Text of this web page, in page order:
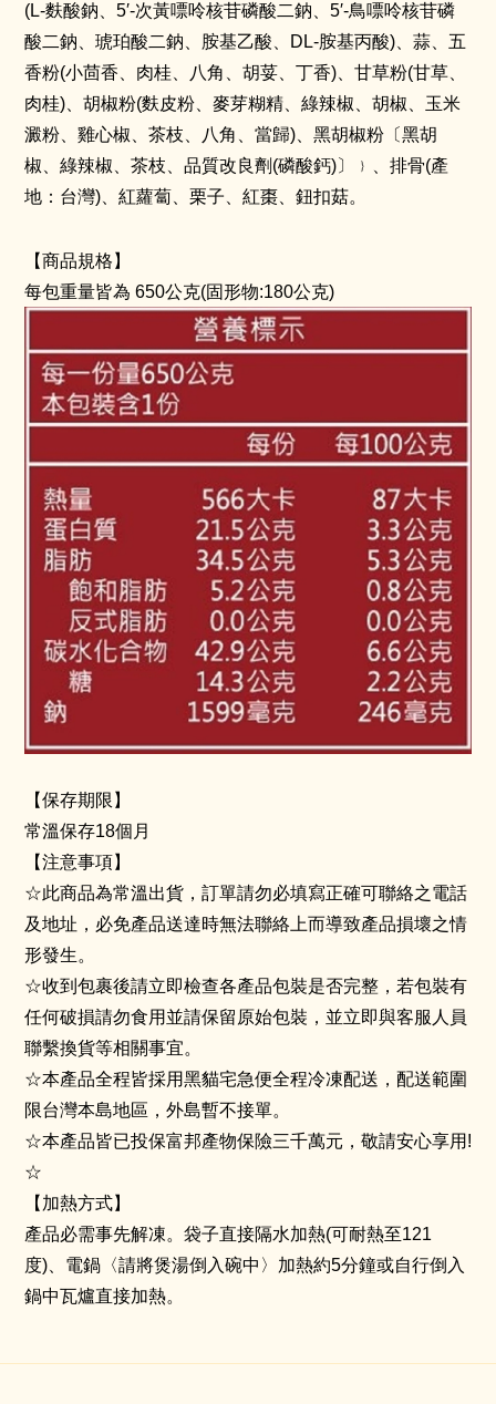
(L-麩酸鈉、5′-次黃嘌呤核苷磷酸二鈉、5′-鳥嘌呤核苷磷
酸二鈉、琥珀酸二鈉、胺基乙酸、DL-胺基丙酸)、蒜、五
香粉(小茴香、肉桂、八角、胡荽、丁香)、甘草粉(甘草、
肉桂)、胡椒粉(麩皮粉、麥芽糊精、綠辣椒、胡椒、玉米
澱粉、雞心椒、茶枝、八角、當歸)、黑胡椒粉〔黑胡
椒、綠辣椒、茶枝、品質改良劑(磷酸鈣)〕﹜、排骨(產
地：台灣)、紅蘿蔔、栗子、紅棗、鈕扣菇。
【商品規格】
每包重量皆為 650公克(固形物:180公克)
【保存期限】
常溫保存18個月
【注意事項】
☆此商品為常溫出貨，訂單請勿必填寫正確可聯絡之電話
及地址，必免產品送達時無法聯絡上而導致產品損壞之情
形發生。
☆收到包裹後請立即檢查各產品包裝是否完整，若包裝有
任何破損請勿食用並請保留原始包裝，並立即與客服人員
聯繫換貨等相關事宜。
☆本產品全程皆採用黑貓宅急便全程冷凍配送，配送範圍
限台灣本島地區，外島暫不接單。
☆本產品皆已投保富邦產物保險三千萬元，敬請安心享用!
☆
【加熱方式】
產品必需事先解凍。袋子直接隔水加熱(可耐熱至121
度)、電鍋〈請將煲湯倒入碗中〉加熱約5分鐘或自行倒入
鍋中瓦爐直接加熱。